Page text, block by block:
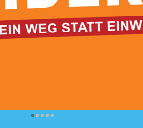
•••••